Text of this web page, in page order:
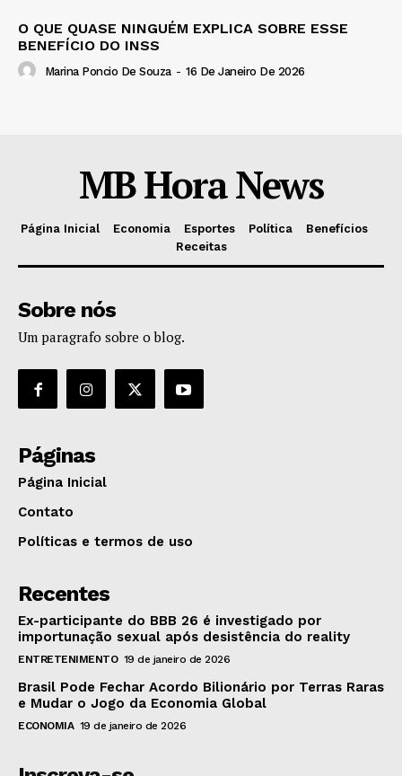
O QUE QUASE NINGUÉM EXPLICA SOBRE ESSE
BENEFÍCIO DO INSS
Marina Poncio De Souza - 16 De Janeiro De 2026
MB Hora News
Página Inicial Economia Esportes Política
Benefícios
Receitas
Sobre nós
Um paragrafo sobre o blog.
Páginas
Página Inicial
Contato
Políticas e termos de uso
Recentes
Ex-participante do BBB 26 é investigado por
importunação sexual após desistência do reality
ENTRETENIMENTO 19 de janeiro de 2026
Brasil Pode Fechar Acordo Bilionário por Terras Raras
e Mudar o Jogo da Economia Global
ECONOMIA 19 de janeiro de 2026